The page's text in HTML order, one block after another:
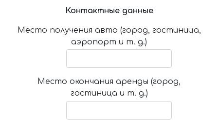
Контактные данные
Место получения авто (город, гостиница,
аэропорт и т. д.)
Место окончания аренды (город,
гостиница и т. д.)